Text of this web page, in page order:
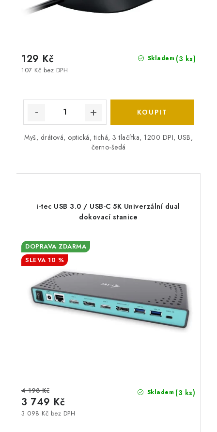
Skladem (3 ks)
107 Kč bez DPH
129 Kč
Myš, drátová, optická, tichá, 3 tlačítka, 1200 DPI, USB,
černo-šedá
i-tec USB 3.0 / USB-C 5K Univerzální dual
dokovací stanice
10 %
DOPRAVA ZDARMA
Skladem (3 ks)
3 098 Kč bez DPH
3 749 Kč
4 198 Kč